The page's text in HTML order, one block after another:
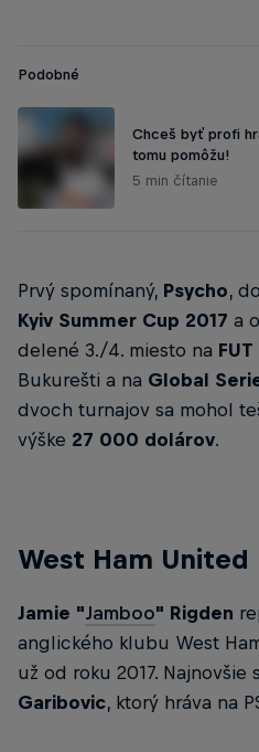
Podobné
Chceš byť profi
tomu pomôžu!
5 min čítanie
Prvý spomínaný, Psycho,
Kyiv Summer Cup 2017 a
delené 3./4. miesto na
Bukurešti a na Global
dvoch turnajov sa mohol
výške 27 000 dolárov.
West Ham United
Jamie "Jamboo" Rigden
anglického klubu West
už od roku 2017. Najnovšie
Garibovic, ktorý hráva na